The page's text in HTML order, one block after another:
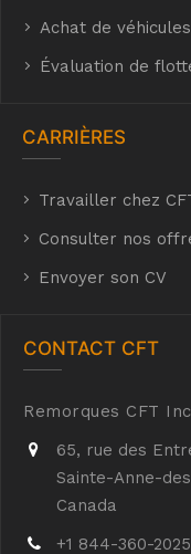
Achat de
Évaluation de
CARRIÈRES
Travailler chez
Consulter nos
Envoyer son CV
CONTACT CFT
Remorques CFT
65, rue des
Sainte-Anne-
Canada
+1 844-360-2025